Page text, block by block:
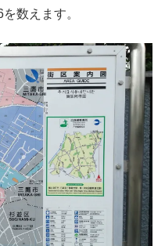
数えます。